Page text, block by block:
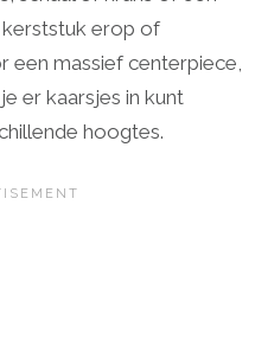
kerststuk erop of
een massief centerpiece,
er kaarsjes in kunt
hoogtes.